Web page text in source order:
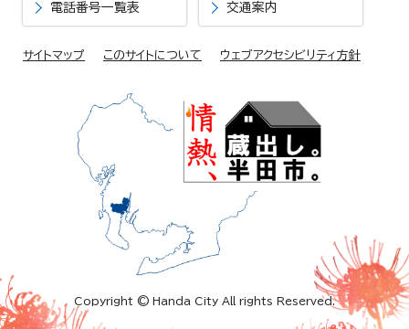
電話番号一覧表 交通案内
サイトマップ このサイトについて ウェブアクセシビリティ方針
Copyright © Handa City All rights Reserved.